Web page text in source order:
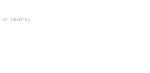
На замітку